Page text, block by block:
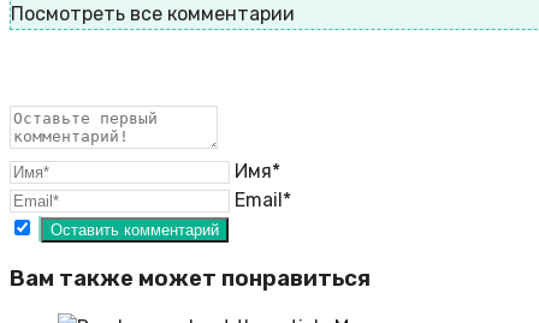
Посмотреть все комментарии
Имя*
Email*
Вам также может понравиться